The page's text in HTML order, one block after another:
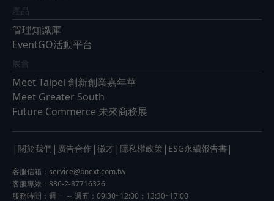
產品
管理知識庫
EventGO活動平台
展會
Meet Taipei 創新創業嘉年華
Meet Greater South
Future Commerce 未來商務展
| 關於我們 | 廣告合作 | 徵才 | 隱私權政策 | ESG永續報告書 |
客服信箱： service@bnext.com.tw
客服專線：886-2-87716326
服務時間：週一 ～ 週五：09:30~12:00；13:30~17:00